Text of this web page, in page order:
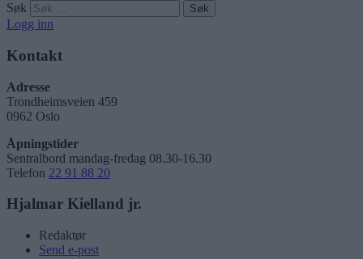
Søk
Logg inn
Kontakt
Adresse
Trondheimsveien 459
0962 Oslo
Åpningstider
Sentralbord mandag-fredag 08.30-16.30
Telefon 22 91 88 20
Hjalmar Kielland jr.
Redaktør
Send e-post